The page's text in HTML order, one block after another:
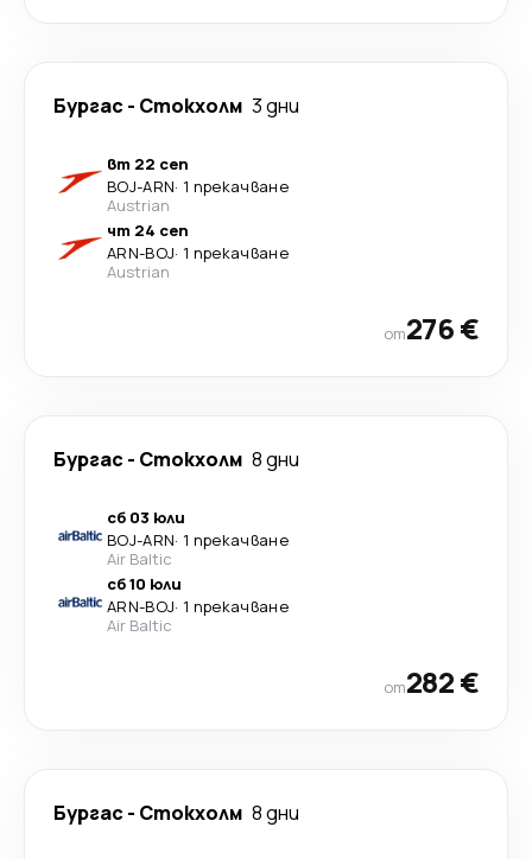
Бургас - Стoкхолм 3 дни
вт 22 сеп
BOJ-ARN· 1 прекачване
Austrian
чт 24 сеп
ARN-BOJ· 1 прекачване
Austrian
от276 €
Бургас - Стoкхолм 8 дни
сб 03 юли
BOJ-ARN· 1 прекачване
Air Baltic
сб 10 юли
ARN-BOJ· 1 прекачване
Air Baltic
от282 €
Бургас - Стoкхолм 8 дни